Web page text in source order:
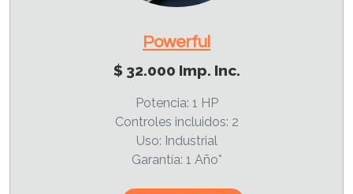
Powerful
$ 32.000 Imp. Inc.
Potencia: 1 HP
Controles incluidos: 2
Uso: Industrial
Garantía: 1 Año*